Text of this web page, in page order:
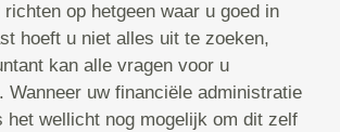
op hetgeen waar u goed in
hoeft u niet alles uit te zoeken,
kan alle vragen voor u
Wanneer uw financiële administratie
het wellicht nog mogelijk om dit zelf